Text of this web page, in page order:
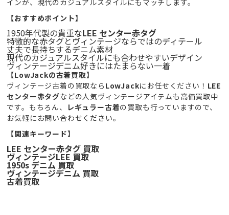
インが、現代のカジュアルスタイルにもマッチします。
【おすすめポイント】
1950年代製の貴重なLEE センター赤タグ
特徴的な赤タグとヴィンテージならではのディテール
丈夫で長持ちするデニム素材
現代のカジュアルスタイルにも合わせやすいデザイン
ヴィンテージデニム好きにはたまらない一着
【LowJackの古着買取】
ヴィンテージ古着の買取なら LowJackにお任せください！ LEE
センター赤タグなどの人気ヴィンテージアイテムも高価買取中
です。もちろん、
レギュラー古着の買取も行っていますので、
お気軽にお問い合わせください。
【関連キーワード】
LEE センター赤タグ 買取
ヴィンテージLEE 買取
1950s デニム 買取
ヴィンテージデニム 買取
古着買取